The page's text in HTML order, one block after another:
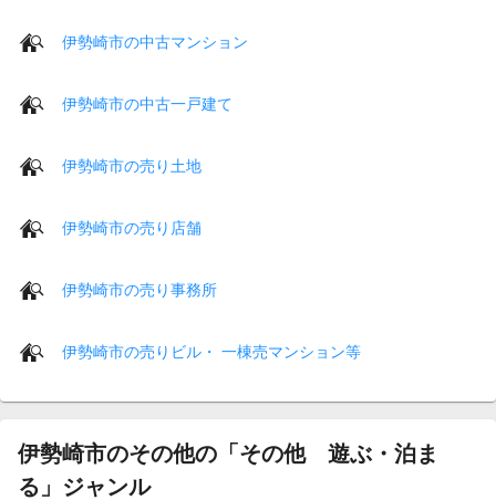
伊勢崎市の中古マンション
伊勢崎市の中古一戸建て
伊勢崎市の売り土地
伊勢崎市の売り店舗
伊勢崎市の売り事務所
伊勢崎市の売りビル・ 一棟売マンション等
伊勢崎市のその他の「その他 遊ぶ・泊ま
る」ジャンル